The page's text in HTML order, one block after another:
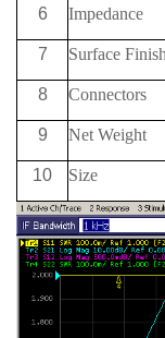
6 Impedance
7 Surface Finish
8 Connectors
9 Net Weight
10 Size